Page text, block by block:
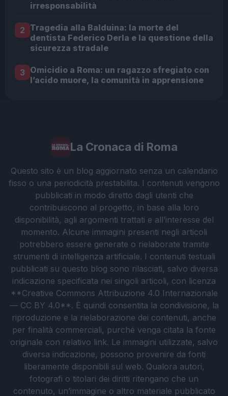
irresponsabilità
2 Tragedia alla Balduina: la morte del
dentista Federico Derla e la questione della
sicurezza stradale
3 Omicidio a Roma: un ragazzo sfregiato con
l’acido muore, la comunità in apprensione
La Cronaca di Roma
Questo sito è un blog aggiornato senza un calendario
fisso o una periodicità prestabilita. I contenuti vengono
pubblicati in modo diretto dagli utenti che
contribuiscono al progetto, in base alla loro
disponibilità, agli argomenti trattati e all’interesse del
momento. Alcune immagini presenti negli articoli
potrebbero essere generate o rielaborate tramite
strumenti di intelligenza artificiale. I contenuti testuali
pubblicati su questo blog sono rilasciati, salvo diversa
indicazione specificata nei singoli articoli, con licenza
**Creative Commons Attribuzione 4.0 Internazionale
— CC BY 4.0**. È quindi consentita la condivisione, la
riproduzione e la rielaborazione dei contenuti, anche
per finalità commerciali, purché venga citata la fonte
originale con relativo link. Le immagini utilizzate, salvo
diversa indicazione, possono provenire da fonti
liberamente disponibili sul web. Qualora autori,
fotografi o titolari dei diritti ritengano che un
contenuto, un’immagine o altro materiale pubblicato